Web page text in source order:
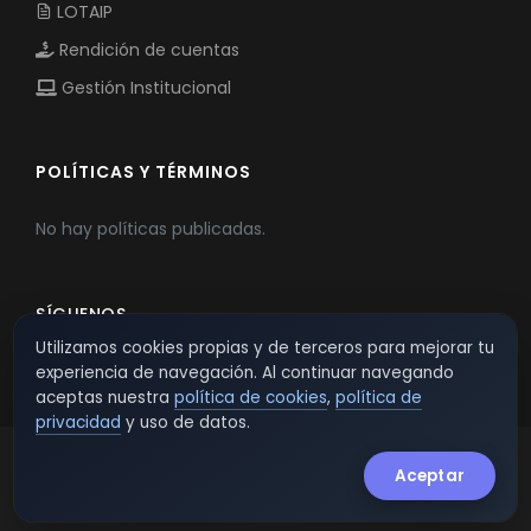
LOTAIP
Rendición de cuentas
Gestión Institucional
POLÍTICAS Y TÉRMINOS
No hay políticas publicadas.
SÍGUENOS
© 2026 TSW - TecnoServiWeb. All Rights Reserved.
Utilizamos cookies propias y de terceros para mejorar tu
experiencia de navegación. Al continuar navegando
aceptas nuestra política de cookies, política de
privacidad y uso de datos.
Aceptar